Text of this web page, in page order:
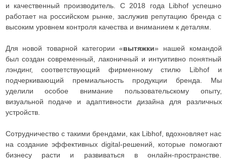
и качественный производитель. С 2018 года Libhof успешно
работает на российском рынке, заслужив репутацию бренда с
высоким уровнем контроля качества и вниманием к деталям.
Для новой товарной категории «вытяжки» нашей командой
был создан современный, лаконичный и интуитивно понятный
лэндинг, соответствующий фирменному стилю Libhof и
подчеркивающий премиальность продукции бренда. Мы
уделили особое внимание пользовательскому опыту,
визуальной подаче и адаптивности дизайна для различных
устройств.
Сотрудничество с такими брендами, как Libhof, вдохновляет нас
на создание эффективных digital-решений, которые помогают
бизнесу расти и развиваться в онлайн-пространстве.